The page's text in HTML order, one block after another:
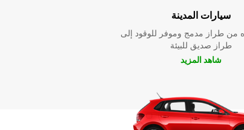
سيارات المدينة
من طراز مدمج وموفر للوقود إلى
طراز صديق للبيئة
شاهد المزيد